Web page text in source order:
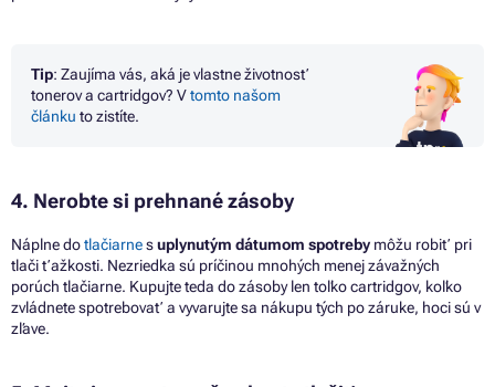
Tip: Zaujíma vás, aká jevlastne životnosť
tonerova cartridgov? Vtomto našom
článku tozistíte.
4. Nerobtesi prehnané zásoby
Náplnedotlačiarnesuplynutým dátumom spotreby môžu robiť pri
tlači ťažkosti. Nezriedka sú príčinou mnohých menej závažných
porúch tlačiarne. Kupujte teda dozásoby len toľko cartridgov, koľko
zvládnete spotrebovať a vyvarujtesa nákupu tých po záruke, hoci sú v
zľave.